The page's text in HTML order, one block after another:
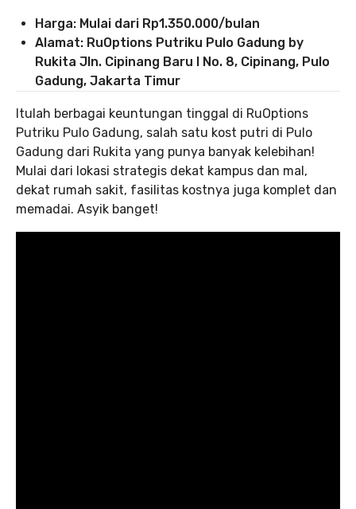
Harga: Mulai dari Rp1.350.000/bulan
Alamat: RuOptions Putriku Pulo Gadung by
Rukita Jln. Cipinang Baru I No. 8, Cipinang, Pulo
Gadung, Jakarta Timur
Itulah berbagai keuntungan tinggal di RuOptions
Putriku Pulo Gadung, salah satu kost putri di Pulo
Gadung dari Rukita yang punya banyak kelebihan!
Mulai dari lokasi strategis dekat kampus dan mal,
dekat rumah sakit, fasilitas kostnya juga komplet dan
memadai. Asyik banget!